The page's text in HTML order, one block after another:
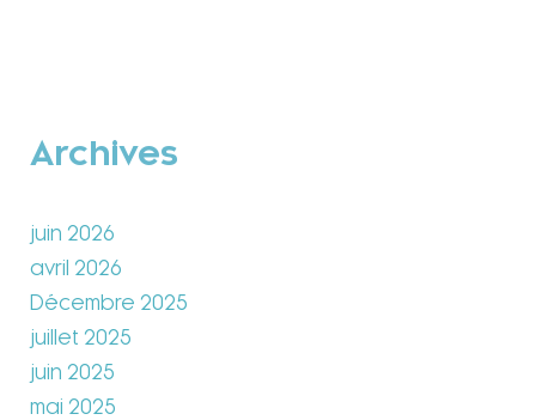
Archives
juin 2026
avril 2026
Décembre 2025
juillet 2025
juin 2025
mai 2025